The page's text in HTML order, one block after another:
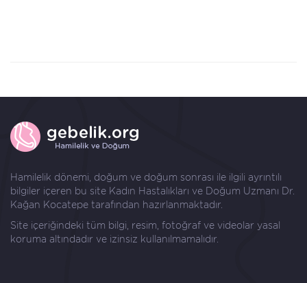
Hamilelik dönemi, doğum ve doğum sonrası ile ilgili ayrıntılı
bilgiler içeren bu site Kadın Hastalıkları ve Doğum Uzmanı Dr.
Kağan Kocatepe tarafından hazırlanmaktadır.
Site içeriğindeki tüm bilgi, resim, fotoğraf ve videolar yasal
koruma altındadır ve izinsiz kullanılmamalıdır.